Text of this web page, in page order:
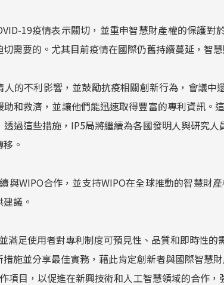
19疫情表示關切，並重申智慧財產權的保護
需要的。尤其目前疫情在國際仍舊持續蔓延，智
人的不利影響，並鼓勵抗疫相關創新行為，會議
和救濟，並讓他們能迅速取得豐富的專利資訊。
過這些措施，IP5局將繼續為各國發明人與研究
。
與WIPO合作，並支持WIPO在全球推動的智慧財
議。
滿足使用者對專利制度可預見性、品質和即時性的
施並分享最佳實務，藉此肯定創新者與國際智慧
項目，以促進在新興技術和人工智慧領域的合作